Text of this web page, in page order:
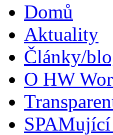
Domů
Aktuality
Články/
O HW